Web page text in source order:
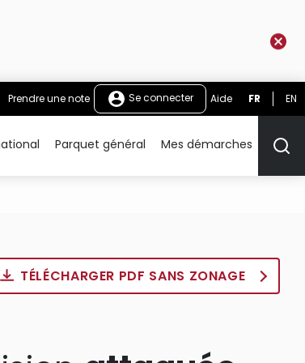
Prendre une note Se connecter Aide FR EN
Parquet général Mes démarches
TÉLÉCHARGER PDF SANS ZONAGE